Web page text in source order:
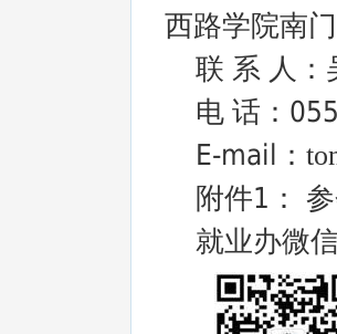
西路学院南
联 系 人：
电 话：
E-mail：
附件1：
就业办微